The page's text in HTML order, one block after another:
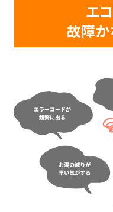
エ
故障か